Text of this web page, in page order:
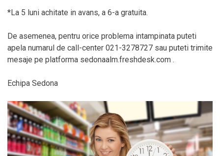
*La 5 luni achitate in avans, a 6-a gratuita.
De asemenea, pentru orice problema intampinata puteti
apela numarul de call-center 021-3278727 sau puteti trimite
mesaje pe platforma sedonaalm.freshdesk.com .
Echipa Sedona